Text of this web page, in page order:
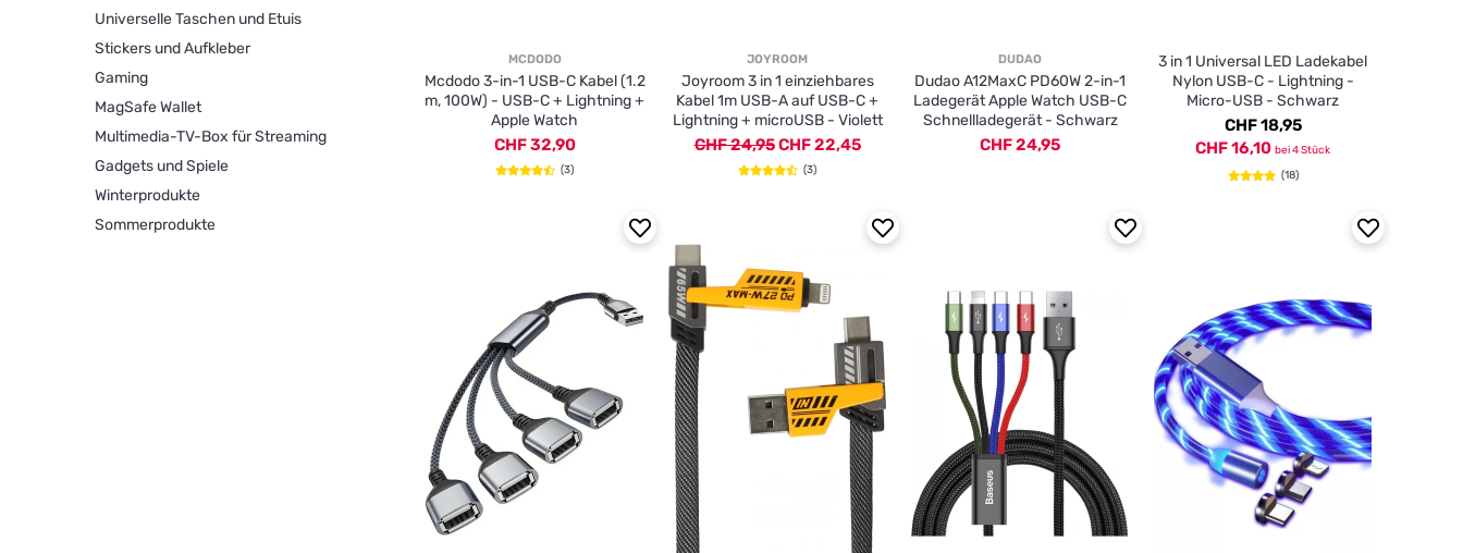
Universelle Taschen und Etuis
Stickers und Aufkleber
Gaming
MagSafe Wallet
Multimedia-TV-Box für Streaming
Gadgets und Spiele
Winterprodukte
Sommerprodukte
MCDODO
Mcdodo 3-in-1 USB-C Kabel (1.2
m, 100W) - USB-C + Lightning +
Apple Watch
CHF 32,90
(3)
JOYROOM
Joyroom 3 in 1 einziehbares
Kabel 1m USB-A auf USB-C +
Lightning + microUSB - Violett
CHF 24,95CHF 22,45
(3)
DUDAO
Dudao A12MaxC PD60W 2-in-1
Ladegerät Apple Watch USB-C
Schnellladegerät - Schwarz
CHF 24,95
3 in 1 Universal LED Ladekabel
Nylon USB-C - Lightning -
Micro-USB - Schwarz
CHF 18,95
CHF 16,10bei 4 Stück
(18)